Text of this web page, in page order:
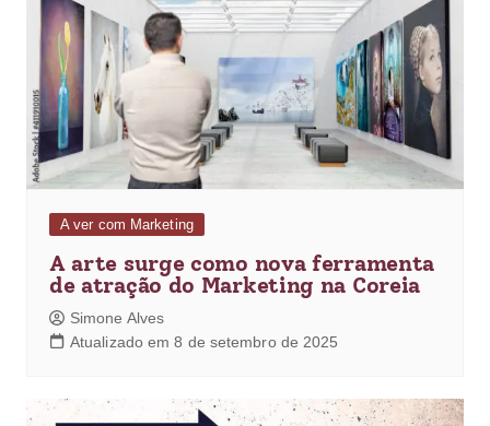
A ver com Marketing
A arte surge como nova ferramenta
de atração do Marketing na Coreia
Simone Alves
Atualizado em 8 de setembro de 2025